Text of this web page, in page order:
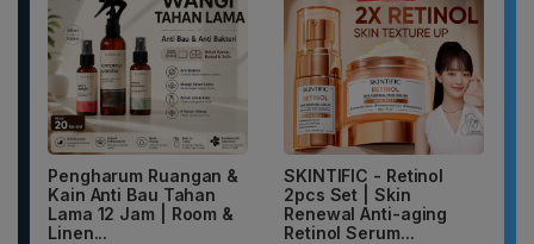
Pengharum Ruangan &
Kain Anti Bau Tahan
Lama 12 Jam | Room &
Linen...
SKINTIFIC - Retinol
2pcs Set | Skin
Renewal Anti-aging
Retinol Serum...